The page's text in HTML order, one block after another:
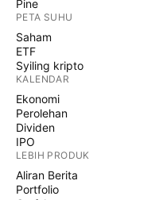
Pine
PETA SUHU
Saham
ETF
Syiling kripto
KALENDAR
Ekonomi
Perolehan
Dividen
IPO
LEBIH PRODUK
Aliran Berita
Portfolio